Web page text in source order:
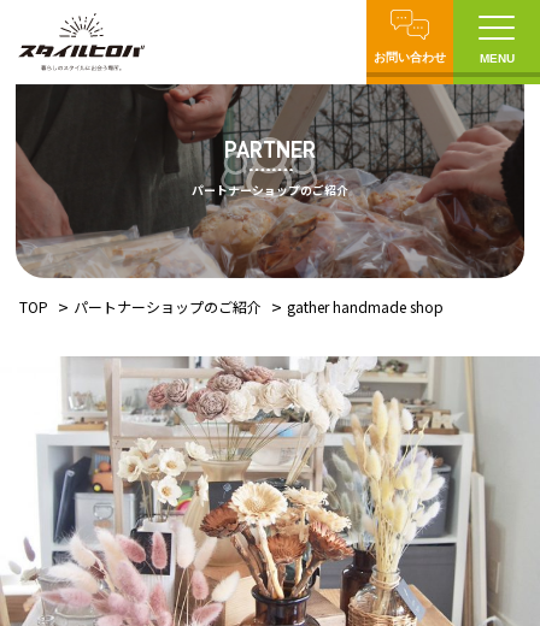
お問い合わせ MENU
PARTNER
パートナーショップのご紹介
TOP パートナーショップのご紹介 gather handmade shop